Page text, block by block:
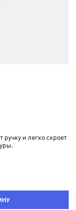
и легко скроет